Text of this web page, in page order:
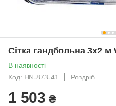
Сітка гандбольна 3х2
В наявності
Код: HN-873-41
Роздріб
1 503 ₴